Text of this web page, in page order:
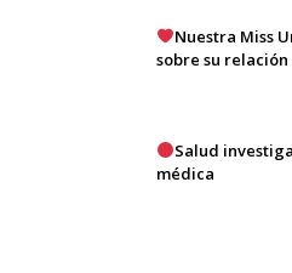
Nuestra Miss
sobre su relación
Salud
médica